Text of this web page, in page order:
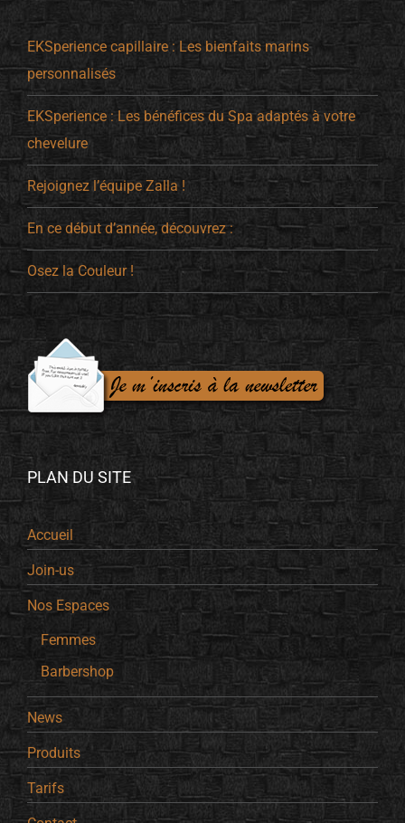
EKSperience capillaire : Les bienfaits marins
personnalisés
EKSperience : Les bénéfices du Spa adaptés à votre
chevelure
Rejoignez l’équipe Zalla !
En ce début d’année, découvrez :
Osez la Couleur !
PLAN DU SITE
Accueil
Join-us
Nos Espaces
Femmes
Barbershop
News
Produits
Tarifs